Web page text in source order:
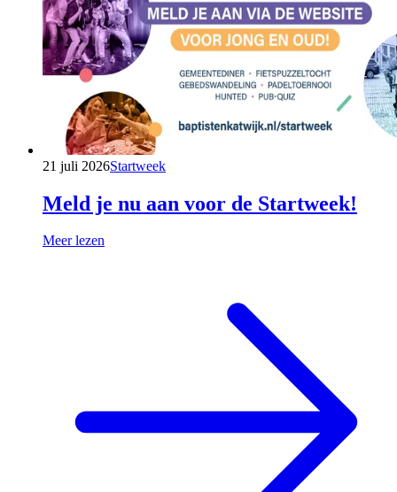
21 juli 2026Startweek
Meld je nu aan voor de Startweek!
Meer lezen